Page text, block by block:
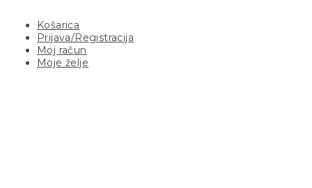
Košarica
Prijava/Registracija
Moj račun
Moje želje